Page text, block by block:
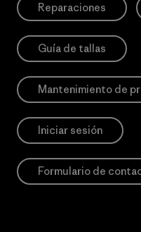
Reparaciones
Guía de tallas
Mantenimiento de
Iniciar sesión
Formulario de